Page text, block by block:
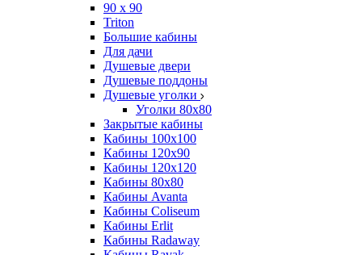
90 х 90
Triton
Большие кабины
Для дачи
Душевые двери
Душевые поддоны
Душевые уголки
Уголки 80х80
Закрытые кабины
Кабины 100x100
Кабины 120x90
Кабины 120х120
Кабины 80х80
Кабины Avanta
Кабины Coliseum
Кабины Erlit
Кабины Radaway